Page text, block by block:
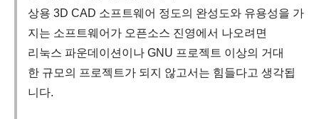
상용 3D CAD 소프트웨어 정도의 완성도와 유용성을 가
지는 소프트웨어가 오픈소스 진영에서 나오려면
리눅스 파운데이션이나 GNU 프로젝트 이상의 거대
한 규모의 프로젝트가 되지 않고서는 힘들다고 생각됩
니다.